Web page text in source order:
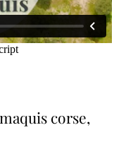
corse,